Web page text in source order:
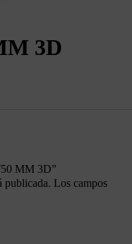
3D
MM 3D”
publicada. Los campos